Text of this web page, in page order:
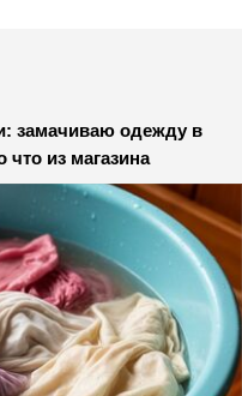
замачиваю одежду в
из магазина